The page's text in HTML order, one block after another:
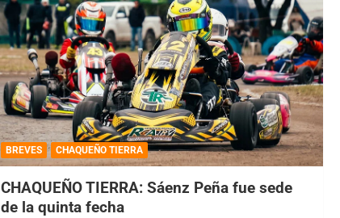
BREVES CHAQUEÑO TIERRA
CHAQUEÑO TIERRA: Sáenz Peña fue sede
de la quinta fecha